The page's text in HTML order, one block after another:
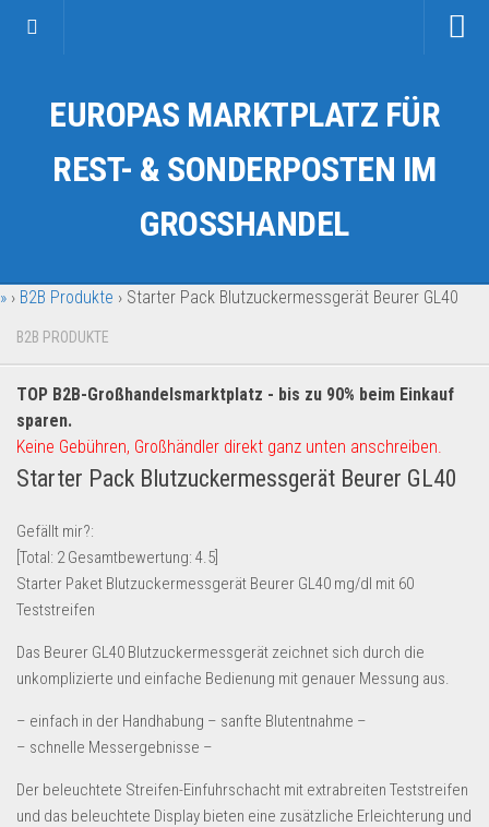
Kategorien
Auto & Motorrad
Fahrzeuge & Transport
Garten & Werkzeug
Geschäft, Büro & Schreibwaren
Geschenkartikel
Handy und Smartphone
Kosmetik & Pflege
Multimedia & Elektro
Münzen
Schuhe & Accessoires
Uhren & Schmuck
EUROPAS MARKTPLATZ FÜR
REST- & SONDERPOSTEN IM
GROSSHANDEL
» › B2B Produkte › Starter Pack Blutzuckermessgerät Beurer GL40
B2B PRODUKTE
TOP B2B-Großhandelsmarktplatz - bis zu 90% beim Einkauf
sparen.
Keine Gebühren, Großhändler direkt ganz unten anschreiben.
Starter Pack Blutzuckermessgerät Beurer GL40
Gefällt mir?:
[Total: 2Gesamtbewertung: 4.5
Starter Paket Blutzuckermessgerät Beurer GL40 mg/dl mit 60
Teststreifen
Das Beurer GL40 Blutzuckermessgerät zeichnet sich durch die
unkomplizierte und einfache Bedienung mit genauer Messung aus.
– einfach in der Handhabung – sanfte Blutentnahme –
– schnelle Messergebnisse –
Der beleuchtete Streifen-Einfuhrschacht mit extrabreiten Teststreifen
und das beleuchtete Display bieten eine zusätzliche Erleichterung und